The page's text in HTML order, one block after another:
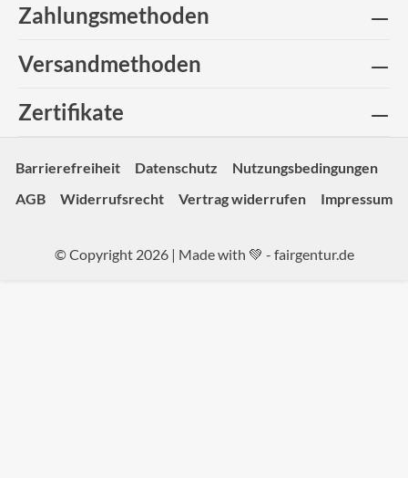
Zahlungsmethoden
Versandmethoden
Zertifikate
Barrierefreiheit Datenschutz
Nutzungsbedingungen
AGB
Widerrufsrecht Vertrag widerrufen Impressum
© Copyright 2026 | Made with 💚 - fairgentur.de